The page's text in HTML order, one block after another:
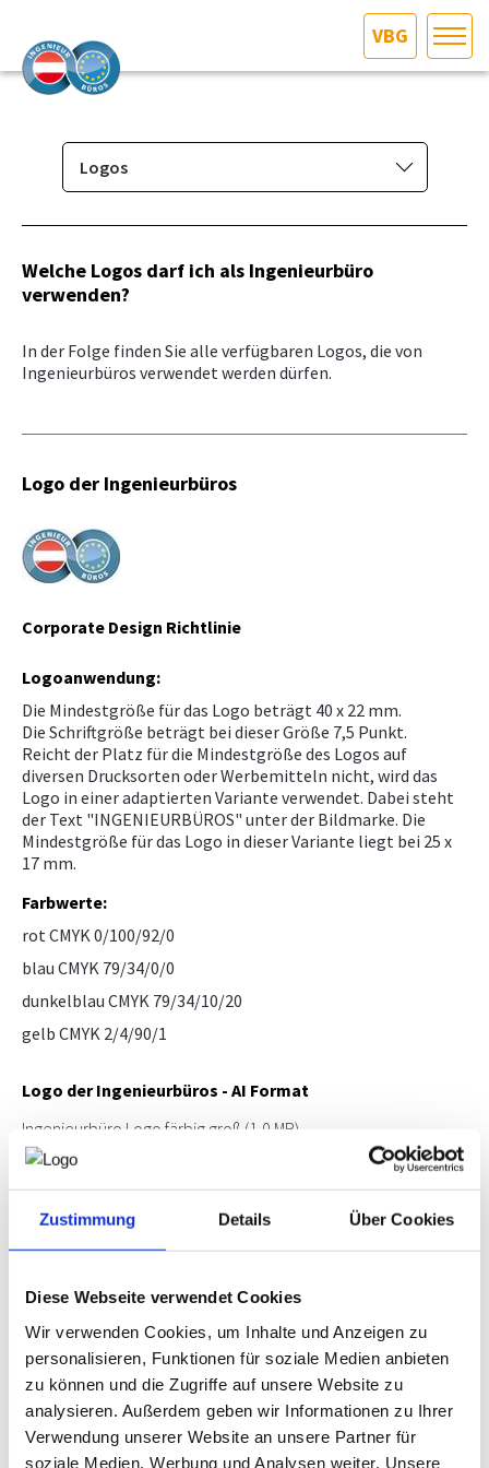
Zustimmung Details Über Cookies
Diese Webseite verwendet Cookies
Wir verwenden Cookies, um Inhalte und Anzeigen zu
personalisieren, Funktionen für soziale Medien anbieten
zu können und die Zugriffe auf unsere Website zu
analysieren. Außerdem geben wir Informationen zu Ihrer
Verwendung unserer Website an unsere Partner für
soziale Medien, Werbung und Analysen weiter. Unsere
VBG
DAS INGENIEURBÜRO
INTERESSEN­VERTRETUNG
MITGLIEDER­VERZEICHNIS
Logos
Das Ingenieurbüro
Berufsbild & Gründung
Branchenrecht
Befähigungsprüfung
Ausschreibungsplattform
Logos
Welche Logos darf ich als Ingenieurbüro
verwenden?
In der Folge finden Sie alle verfügbaren Logos, die von
Ingenieurbüros verwendet werden dürfen.
Logo der Ingenieurbüros
Corporate Design Richtlinie
Logoanwendung:
Die Mindestgröße für das Logo beträgt 40 x 22 mm.
Die Schriftgröße beträgt bei dieser Größe 7,5 Punkt.
Reicht der Platz für die Mindestgröße des Logos auf
diversen Drucksorten oder Werbemitteln nicht, wird das
Logo in einer adaptierten Variante verwendet. Dabei steht
der Text "INGENIEURBÜROS" unter der Bildmarke. Die
Mindestgröße für das Logo in dieser Variante liegt bei 25 x
17 mm.
Farbwerte:
rot CMYK 0/100/92/0
blau CMYK 79/34/0/0
dunkelblau CMYK 79/34/10/20
gelb CMYK 2/4/90/1
Logo der Ingenieurbüros - AI Format
Ingenieurbüro Logo färbig groß (1,0 MB)
Ingenieurbüro Logo SW groß
Ingenieurbüro Logo färbig 25mm(223 KB)
Ingenieurbüro Logo SW 25mm(205 KB)
Ingenieurbüro Logo SW 40mm (203 KB)
Logo der Ingenieurbüros - EPS Format
Logo färbig groß (3,2 MB)
Logo SW groß (3,1 MB)
Logo färbig 25mm(2,3 MB)